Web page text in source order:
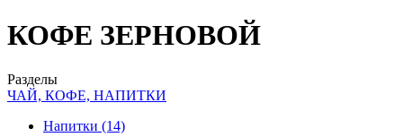
КОФЕ ЗЕРНОВОЙ
Разделы
ЧАЙ, КОФЕ, НАПИТКИ
Напитки (14)